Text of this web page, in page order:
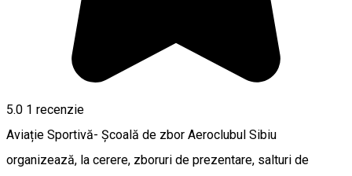
5.0 1 recenzie
Aviație Sportivă- Şcoală de zbor Aeroclubul Sibiu
organizează, la cerere, zboruri de prezentare, salturi de